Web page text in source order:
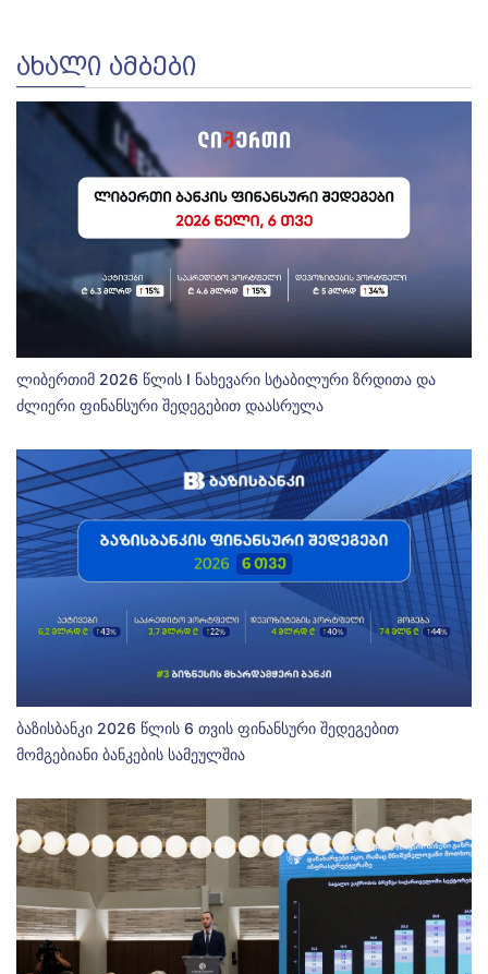
ᲐᲮᲐᲚᲘ ᲐᲛᲑᲔᲑᲘ
ლიბერთიმ 2026 წლის I ნახევარი სტაბილური ზრდითა და
ძლიერი ფინანსური შედეგებით დაასრულა
ბაზისბანკი 2026 წლის 6 თვის ფინანსური შედეგებით
მომგებიანი ბანკების სამეულშია